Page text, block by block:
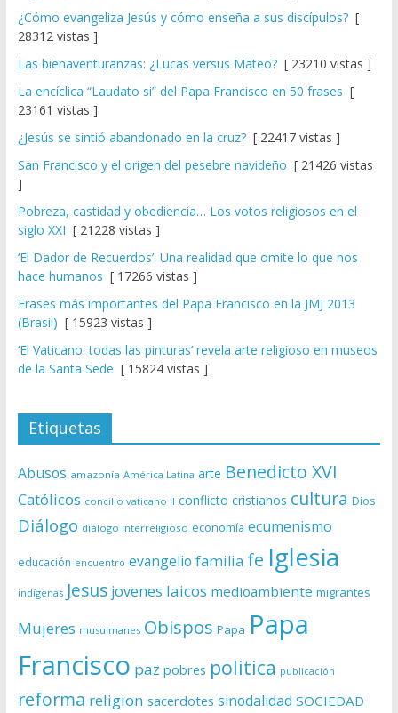
¿Cómo evangeliza Jesús y cómo enseña a sus discípulos?[
28312 vistas ]
Las bienaventuranzas: ¿Lucas versus Mateo?[ 23210 vistas ]
La encíclica “Laudato si” del Papa Francisco en 50 frases [
23161 vistas ]
¿Jesús se sintió abandonado en la cruz?[ 22417 vistas ]
San Francisco y el origen del pesebre navideño [ 21426 vistas
]
Pobreza, castidad y obediencia… Los votos religiosos en el
siglo XXI [ 21228 vistas ]
‘El Dador de Recuerdos’: Una realidad que omite lo que nos
hace humanos [ 17266 vistas ]
Frases más importantes del Papa Francisco en la JMJ 2013
(Brasil) [ 15923 vistas ]
‘El Vaticano: todas las pinturas’ revela arte religioso en museos
de la Santa Sede [ 15824 vistas ]
Etiquetas
Abusos amazonía América Latina arte Benedicto XVI
Católicos concilio vaticano II conflicto cristianos cultura Dios
Diálogo diálogo interreligioso economía ecumenismo
educación encuentro evangelio familia fe Iglesia
indígenas Jesus jovenes laicos medioambiente migrantes
Mujeres musulmanes Obispos Papa Papa
Francisco paz pobres politica publicación
reforma religion sacerdotes sinodalidad SOCIEDAD